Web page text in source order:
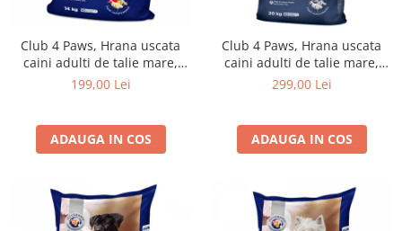
Club 4 Paws, Hrana uscata
caini adulti de talie mare,
14kg
199,00 Lei
ADAUGA IN COS
Club 4 Paws, Hrana uscata
caini adulti de talie mare,
20kg
299,00 Lei
ADAUGA IN COS